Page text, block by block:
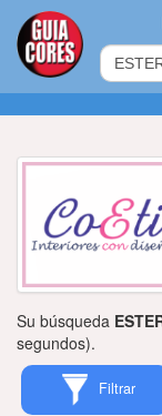
Su búsqueda
segundos).
Filtrar